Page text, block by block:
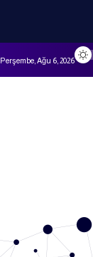
Perşembe, Ağu 6, 2026